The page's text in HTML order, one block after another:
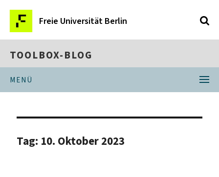
Freie Universität Berlin
TOOLBOX-BLOG
MENÜ
Tag: 10. Oktober 2023